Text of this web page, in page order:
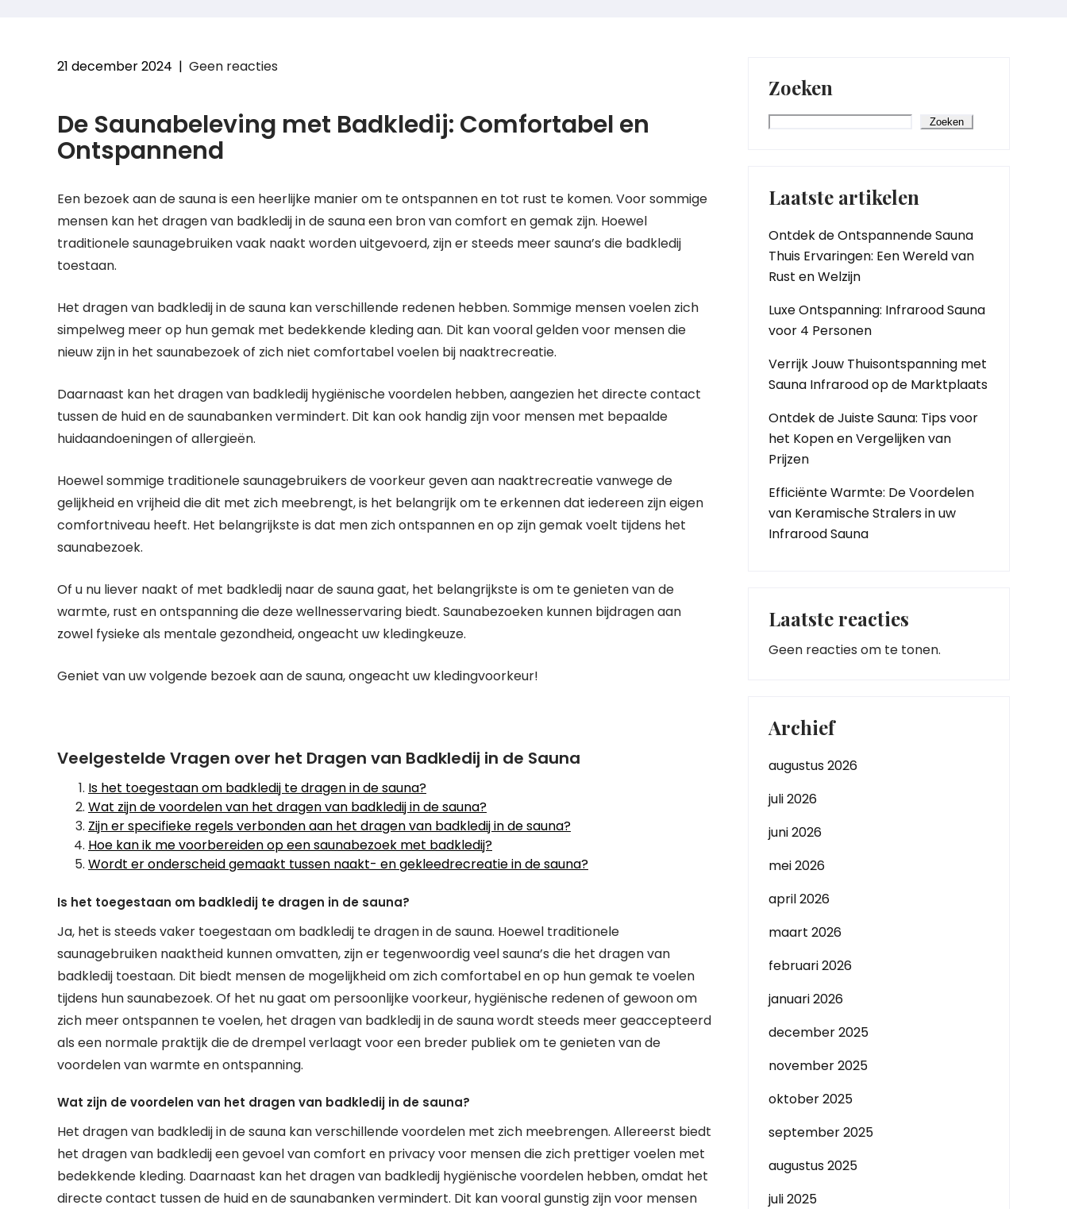
21 december 2024 | Geen reacties
De Saunabeleving met Badkledij: Comfortabel en
Ontspannend
Een bezoek aan de sauna is een heerlijke manier om te ontspannen en tot rust te komen. Voor sommige
mensen kan het dragen van badkledij in de sauna een bron van comfort en gemak zijn. Hoewel
traditionele saunagebruiken vaak naakt worden uitgevoerd, zijn er steeds meer sauna’s die badkledij
toestaan.
Het dragen van badkledij in de sauna kan verschillende redenen hebben. Sommige mensen voelen zich
simpelweg meer op hun gemak met bedekkende kleding aan. Dit kan vooral gelden voor mensen die
nieuw zijn in het saunabezoek of zich niet comfortabel voelen bij naaktrecreatie.
Daarnaast kan het dragen van badkledij hygiënische voordelen hebben, aangezien het directe contact
tussen de huid en de saunabanken vermindert. Dit kan ook handig zijn voor mensen met bepaalde
huidaandoeningen of allergieën.
Hoewel sommige traditionele saunagebruikers de voorkeur geven aan naaktrecreatie vanwege de
gelijkheid en vrijheid die dit met zich meebrengt, is het belangrijk om te erkennen dat iedereen zijn eigen
comfortniveau heeft. Het belangrijkste is dat men zich ontspannen en op zijn gemak voelt tijdens het
saunabezoek.
Of u nu liever naakt of met badkledij naar de sauna gaat, het belangrijkste is om te genieten van de
warmte, rust en ontspanning die deze wellnesservaring biedt. Saunabezoeken kunnen bijdragen aan
zowel fysieke als mentale gezondheid, ongeacht uw kledingkeuze.
Geniet van uw volgende bezoek aan de sauna, ongeacht uw kledingvoorkeur!
Veelgestelde Vragen over het Dragen van Badkledij in de Sauna
Is het toegestaan om badkledij te dragen in de sauna?
Wat zijn de voordelen van het dragen van badkledij in de sauna?
Zijn er specifieke regels verbonden aan het dragen van badkledij in de sauna?
Hoe kan ik me voorbereiden op een saunabezoek met badkledij?
Wordt er onderscheid gemaakt tussen naakt- en gekleedrecreatie in de sauna?
Is het toegestaan om badkledij te dragen in de sauna?
Ja, het is steeds vaker toegestaan om badkledij te dragen in de sauna. Hoewel traditionele
saunagebruiken naaktheid kunnen omvatten, zijn er tegenwoordig veel sauna’s die het dragen van
badkledij toestaan. Dit biedt mensen de mogelijkheid om zich comfortabel en op hun gemak te voelen
tijdens hun saunabezoek. Of het nu gaat om persoonlijke voorkeur, hygiënische redenen of gewoon om
zich meer ontspannen te voelen, het dragen van badkledij in de sauna wordt steeds meer geaccepteerd
als een normale praktijk die de drempel verlaagt voor een breder publiek om te genieten van de
voordelen van warmte en ontspanning.
Wat zijn de voordelen van het dragen van badkledij in de sauna?
Het dragen van badkledij in de sauna kan verschillende voordelen met zich meebrengen. Allereerst biedt
het dragen van badkledij een gevoel van comfort en privacy voor mensen die zich prettiger voelen met
bedekkende kleding. Daarnaast kan het dragen van badkledij hygiënische voordelen hebben, omdat het
directe contact tussen de huid en de saunabanken vermindert. Dit kan vooral gunstig zijn voor mensen
Zoeken
Zoeken
Laatste artikelen
Ontdek de Ontspannende Sauna
Thuis Ervaringen: Een Wereld van
Rust en Welzijn
Luxe Ontspanning: Infrarood Sauna
voor 4 Personen
Verrijk Jouw Thuisontspanning met
Sauna Infrarood op de Marktplaats
Ontdek de Juiste Sauna: Tips voor
het Kopen en Vergelijken van
Prijzen
Efficiënte Warmte: De Voordelen
van Keramische Stralers in uw
Infrarood Sauna
Laatste reacties
Geen reacties om te tonen.
Archief
augustus 2026
juli 2026
juni 2026
mei 2026
april 2026
maart 2026
februari 2026
januari 2026
december 2025
november 2025
oktober 2025
september 2025
augustus 2025
juli 2025